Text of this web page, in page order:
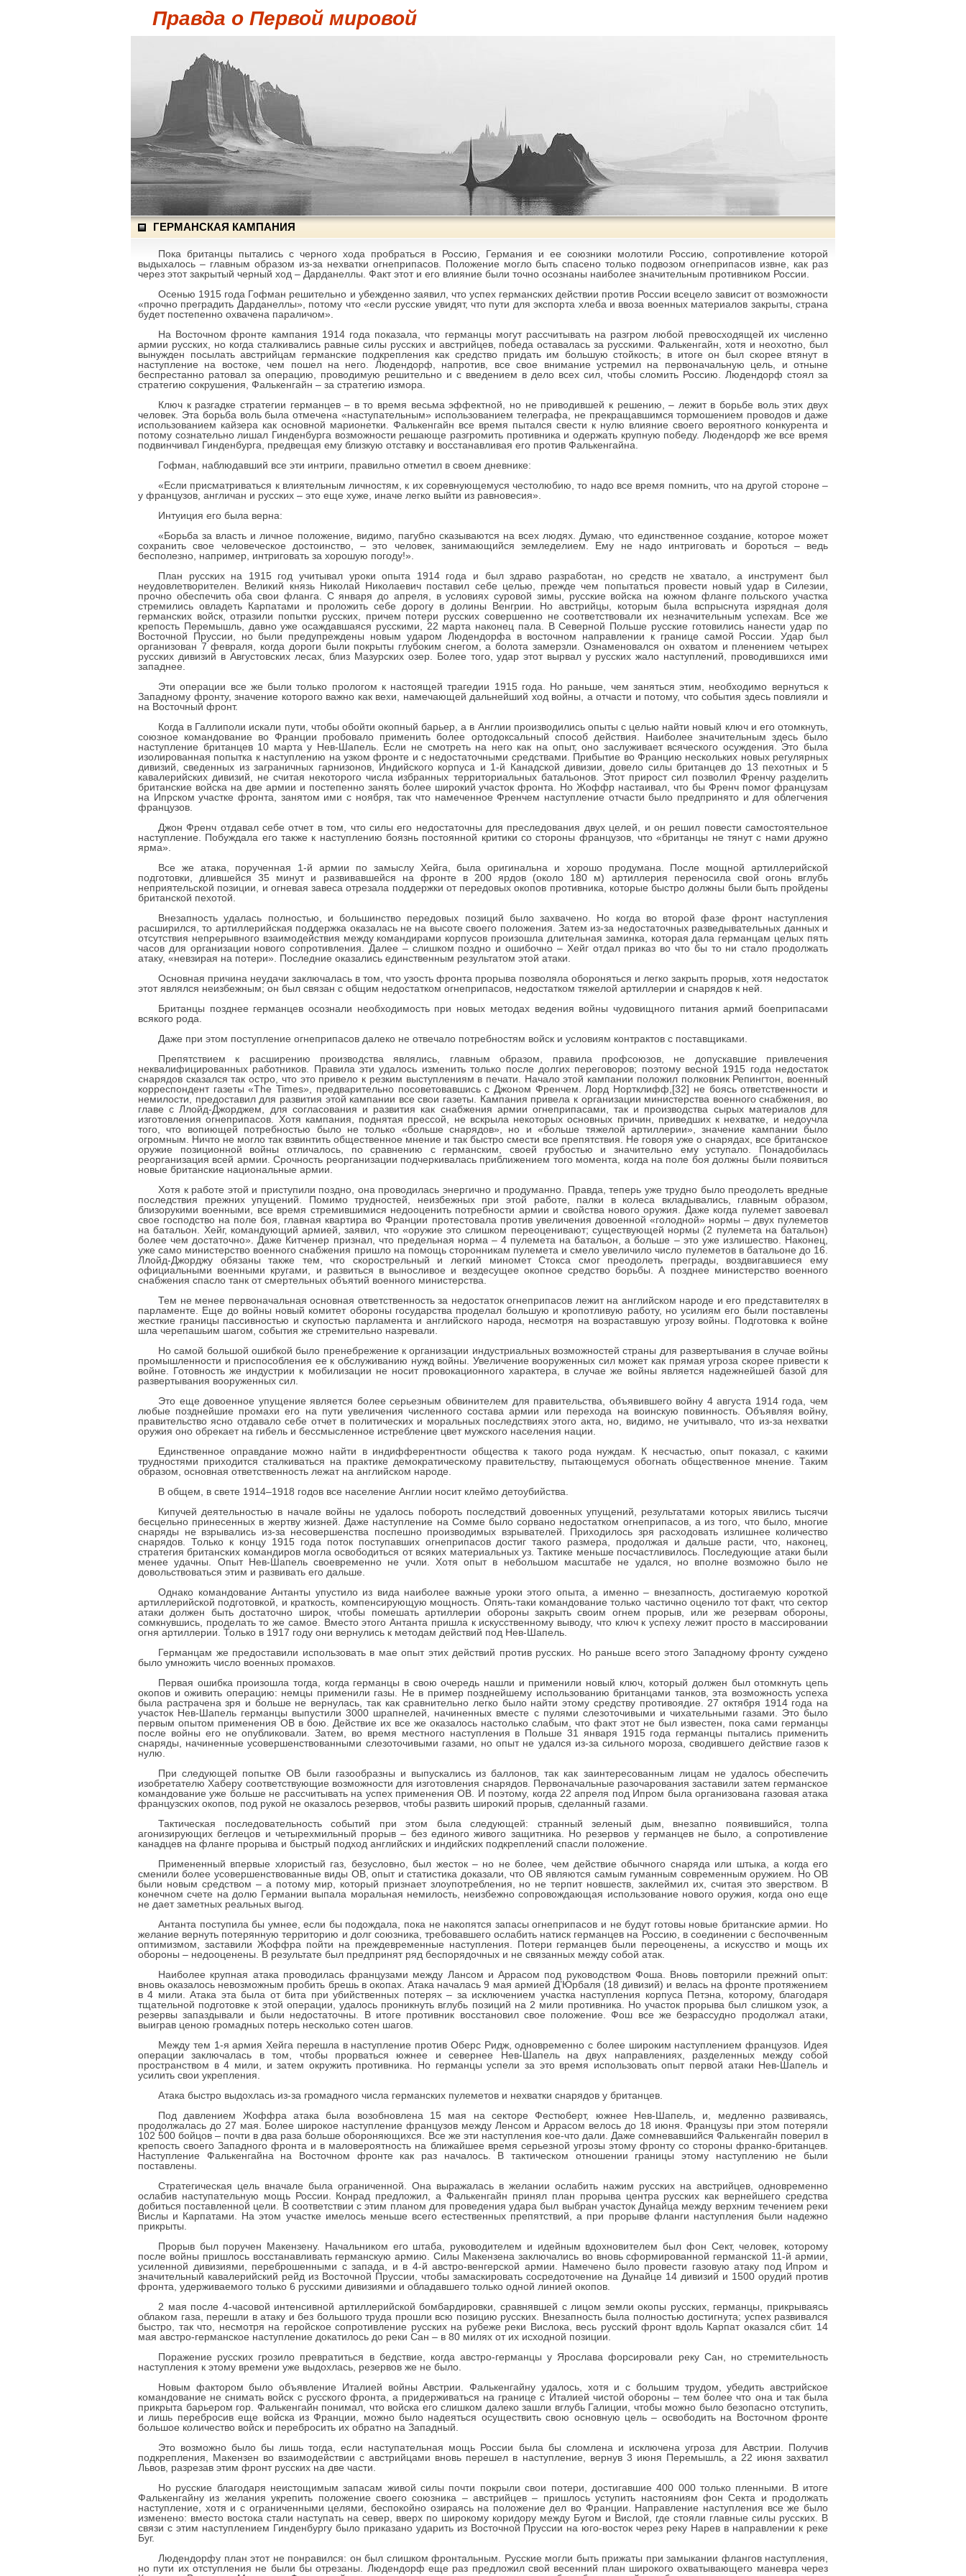
Правда о Первой мировой
ГЕРМАНСКАЯ КАМПАНИЯ
Пока британцы пытались с черного хода пробраться в Россию, Германия и ее союзники молотили Россию, сопротивление которой
выдыхалось – главным образом из-за нехватки огнеприпасов. Положение могло быть спасено только подвозом огнеприпасов извне, как раз
через этот закрытый черный ход – Дарданеллы. Факт этот и его влияние были точно осознаны наиболее значительным противником России.
Осенью 1915 года Гофман решительно и убежденно заявил, что успех германских действии против России всецело зависит от возможности
«прочно преградить Дарданеллы», потому что «если русские увидят, что пути для экспорта хлеба и ввоза военных материалов закрыты, страна
будет постепенно охвачена параличом».
На Восточном фронте кампания 1914 года показала, что германцы могут рассчитывать на разгром любой превосходящей их численно
армии русских, но когда сталкивались равные силы русских и австрийцев, победа оставалась за русскими. Фалькенгайн, хотя и неохотно, был
вынужден посылать австрийцам германские подкрепления как средство придать им большую стойкость; в итоге он был скорее втянут в
наступление на востоке, чем пошел на него. Людендорф, напротив, все свое внимание устремил на первоначальную цель, и отныне
беспрестанно ратовал за операцию, проводимую решительно и с введением в дело всех сил, чтобы сломить Россию. Людендорф стоял за
стратегию сокрушения, Фалькенгайн – за стратегию измора.
Ключ к разгадке стратегии германцев – в то время весьма эффектной, но не приводившей к решению, – лежит в борьбе воль этих двух
человек. Эта борьба воль была отмечена «наступательным» использованием телеграфа, не прекращавшимся тормошением проводов и даже
использованием кайзера как основной марионетки. Фалькенгайн все время пытался свести к нулю влияние своего вероятного конкурента и
потому сознательно лишал Гинденбурга возможности решающе разгромить противника и одержать крупную победу. Людендорф же все время
подвинчивал Гинденбурга, предвещая ему близкую отставку и восстанавливая его против Фалькенгайна.
Гофман, наблюдавший все эти интриги, правильно отметил в своем дневнике:
«Если присматриваться к влиятельным личностям, к их соревнующемуся честолюбию, то надо все время помнить, что на другой стороне –
у французов, англичан и русских – это еще хуже, иначе легко выйти из равновесия».
Интуиция его была верна:
«Борьба за власть и личное положение, видимо, пагубно сказываются на всех людях. Думаю, что единственное создание, которое может
сохранить свое человеческое достоинство, – это человек, занимающийся земледелием. Ему не надо интриговать и бороться – ведь
бесполезно, например, интриговать за хорошую погоду!».
План русских на 1915 год учитывал уроки опыта 1914 года и был здраво разработан, но средств не хватало, а инструмент был
неудовлетворителен. Великий князь Николай Николаевич поставил себе целью, прежде чем попытаться провести новый удар в Силезии,
прочно обеспечить оба свои фланга. С января до апреля, в условиях суровой зимы, русские войска на южном фланге польского участка
стремились овладеть Карпатами и проложить себе дорогу в долины Венгрии. Но австрийцы, которым была вспрыснута изрядная доля
германских войск, отразили попытки русских, причем потери русских совершенно не соответствовали их незначительным успехам. Все же
крепость Перемышль, давно уже осаждавшаяся русскими, 22 марта наконец пала. В Северной Польше русские готовились нанести удар по
Восточной Пруссии, но были предупреждены новым ударом Людендорфа в восточном направлении к границе самой России. Удар был
организован 7 февраля, когда дороги были покрыты глубоким снегом, а болота замерзли. Ознаменовался он охватом и пленением четырех
русских дивизий в Августовских лесах, близ Мазурских озер. Более того, удар этот вырвал у русских жало наступлений, проводившихся ими
западнее.
Эти операции все же были только прологом к настоящей трагедии 1915 года. Но раньше, чем заняться этим, необходимо вернуться к
Западному фронту, значение которого важно как вехи, намечающей дальнейший ход войны, а отчасти и потому, что события здесь повлияли и
на Восточный фронт.
Когда в Галлиполи искали пути, чтобы обойти окопный барьер, а в Англии производились опыты с целью найти новый ключ и его отомкнуть,
союзное командование во Франции пробовало применить более ортодоксальный способ действия. Наиболее значительным здесь было
наступление британцев 10 марта у Нев-Шапель. Если не смотреть на него как на опыт, оно заслуживает всяческого осуждения. Это была
изолированная попытка к наступлению на узком фронте и с недостаточными средствами. Прибытие во Францию нескольких новых регулярных
дивизий, сведенных из заграничных гарнизонов, Индийского корпуса и 1-й Канадской дивизии, довело силы британцев до 13 пехотных и 5
кавалерийских дивизий, не считая некоторого числа избранных территориальных батальонов. Этот прирост сил позволил Френчу разделить
британские войска на две армии и постепенно занять более широкий участок фронта. Но Жоффр настаивал, что бы Френч помог французам
на Ипрском участке фронта, занятом ими с ноября, так что намеченное Френчем наступление отчасти было предпринято и для облегчения
французов.
Джон Френч отдавал себе отчет в том, что силы его недостаточны для преследования двух целей, и он решил повести самостоятельное
наступление. Побуждала его также к наступлению боязнь постоянной критики со стороны французов, что «британцы не тянут с нами дружно
ярма».
Все же атака, порученная 1-й армии по замыслу Хейга, была оригинальна и хорошо продумана. После мощной артиллерийской
подготовки, длившейся 35 минут и развивавшейся на фронте в 200 ярдов (около 180 м) артиллерия переносила свой огонь вглубь
неприятельской позиции, и огневая завеса отрезала поддержки от передовых окопов противника, которые быстро должны были быть пройдены
британской пехотой.
Внезапность удалась полностью, и большинство передовых позиций было захвачено. Но когда во второй фазе фронт наступления
расширился, то артиллерийская поддержка оказалась не на высоте своего положения. Затем из-за недостаточных разведывательных данных и
отсутствия непрерывного взаимодействия между командирами корпусов произошла длительная заминка, которая дала германцам целых пять
часов для организации нового сопротивления. Далее – слишком поздно и ошибочно – Хейг отдал приказ во что бы то ни стало продолжать
атаку, «невзирая на потери». Последние оказались единственным результатом этой атаки.
Основная причина неудачи заключалась в том, что узость фронта прорыва позволяла обороняться и легко закрыть прорыв, хотя недостаток
этот являлся неизбежным; он был связан с общим недостатком огнеприпасов, недостатком тяжелой артиллерии и снарядов к ней.
Британцы позднее германцев осознали необходимость при новых методах ведения войны чудовищного питания армий боеприпасами
всякого рода.
Даже при этом поступление огнеприпасов далеко не отвечало потребностям войск и условиям контрактов с поставщиками.
Препятствием к расширению производства являлись, главным образом, правила профсоюзов, не допускавшие привлечения
неквалифицированных работников. Правила эти удалось изменить только после долгих переговоров; поэтому весной 1915 года недостаток
снарядов сказался так остро, что это привело к резким выступлениям в печати. Начало этой кампании положил полковник Репингтон, военный
корреспондент газеты «The Times», предварительно посоветовавшись с Джоном Френчем. Лорд Нортклифф,[32] не боясь ответственности и
немилости, предоставил для развития этой кампании все свои газеты. Кампания привела к организации министерства военного снабжения, во
главе с Ллойд-Джорджем, для согласования и развития как снабжения армии огнеприпасами, так и производства сырых материалов для
изготовления огнеприпасов. Хотя кампания, поднятая прессой, не вскрыла некоторых основных причин, приведших к нехватке, и недоучла
того, что вопиющей потребностью было не только «больше снарядов», но и «больше тяжелой артиллерии», значение кампании было
огромным. Ничто не могло так взвинтить общественное мнение и так быстро смести все препятствия. Не говоря уже о снарядах, все британское
оружие позиционной войны отличалось, по сравнению с германским, своей грубостью и значительно ему уступало. Понадобилась
реорганизация всей армии. Срочность реорганизации подчеркивалась приближением того момента, когда на поле боя должны были появиться
новые британские национальные армии.
Хотя к работе этой и приступили поздно, она проводилась энергично и продуманно. Правда, теперь уже трудно было преодолеть вредные
последствия прежних упущений. Помимо трудностей, неизбежных при этой работе, палки в колеса вкладывались, главным образом,
близорукими военными, все время стремившимися недооценить потребности армии и свойства нового оружия. Даже когда пулемет завоевал
свое господство на поле боя, главная квартира во Франции протестовала против увеличения довоенной «голодной» нормы – двух пулеметов
на батальон. Хейг, командующий армией, заявил, что «оружие это слишком переоценивают; существующей нормы (2 пулемета на батальон)
более чем достаточно». Даже Китченер признал, что предельная норма – 4 пулемета на батальон, а больше – это уже излишество. Наконец,
уже само министерство военного снабжения пришло на помощь сторонникам пулемета и смело увеличило число пулеметов в батальоне до 16.
Ллойд-Джорджу обязаны также тем, что скорострельный и легкий миномет Стокса смог преодолеть преграды, воздвигавшиеся ему
официальными военными кругами, и развиться в выносливое и вездесущее окопное средство борьбы. А позднее министерство военного
снабжения спасло танк от смертельных объятий военного министерства.
Тем не менее первоначальная основная ответственность за недостаток огнеприпасов лежит на английском народе и его представителях в
парламенте. Еще до войны новый комитет обороны государства проделал большую и кропотливую работу, но усилиям его были поставлены
жесткие границы пассивностью и скупостью парламента и английского народа, несмотря на возраставшую угрозу войны. Подготовка к войне
шла черепашьим шагом, события же стремительно назревали.
Но самой большой ошибкой было пренебрежение к организации индустриальных возможностей страны для развертывания в случае войны
промышленности и приспособления ее к обслуживанию нужд войны. Увеличение вооруженных сил может как прямая угроза скорее привести к
войне. Готовность же индустрии к мобилизации не носит провокационного характера, в случае же войны является надежнейшей базой для
развертывания вооруженных сил.
Это еще довоенное упущение является более серьезным обвинителем для правительства, объявившего войну 4 августа 1914 года, чем
любые позднейшие промахи его на пути увеличения численного состава армии или перехода на воинскую повинность. Объявляя войну,
правительство ясно отдавало себе отчет в политических и моральных последствиях этого акта, но, видимо, не учитывало, что из-за нехватки
оружия оно обрекает на гибель и бессмысленное истребление цвет мужского населения нации.
Единственное оправдание можно найти в индифферентности общества к такого рода нуждам. К несчастью, опыт показал, с какими
трудностями приходится сталкиваться на практике демократическому правительству, пытающемуся обогнать общественное мнение. Таким
образом, основная ответственность лежат на английском народе.
В общем, в свете 1914–1918 годов все население Англии носит клеймо детоубийства.
Кипучей деятельностью в начале войны не удалось побороть последствий довоенных упущений, результатами которых явились тысячи
бесцельно принесенных в жертву жизней. Даже наступление на Сомме было сорвано недостатком огнеприпасов, а из того, что было, многие
снаряды не взрывались из-за несовершенства поспешно производимых взрывателей. Приходилось зря расходовать излишнее количество
снарядов. Только к концу 1915 года поток поступавших огнеприпасов достиг такого размера, продолжая и дальше расти, что, наконец,
стратегия британских командиров могла освободиться от всяких материальных уз. Тактике меньше посчастливилось. Последующие атаки были
менее удачны. Опыт Нев-Шапель своевременно не учли. Хотя опыт в небольшом масштабе не удался, но вполне возможно было не
довольствоваться этим и развивать его дальше.
Однако командование Антанты упустило из вида наиболее важные уроки этого опыта, а именно – внезапность, достигаемую короткой
артиллерийской подготовкой, и краткость, компенсирующую мощность. Опять-таки командование только частично оценило тот факт, что сектор
атаки должен быть достаточно широк, чтобы помешать артиллерии обороны закрыть своим огнем прорыв, или же резервам обороны,
сомкнувшись, проделать то же самое. Вместо этого Антанта пришла к искусственному выводу, что ключ к успеху лежит просто в массировании
огня артиллерии. Только в 1917 году они вернулись к методам действий под Нев-Шапель.
Германцам же предоставили использовать в мае опыт этих действий против русских. Но раньше всего этого Западному фронту суждено
было умножить число военных промахов.
Первая ошибка произошла тогда, когда германцы в свою очередь нашли и применили новый ключ, который должен был отомкнуть цепь
окопов и оживить операцию: немцы применили газы. Не в пример позднейшему использованию британцами танков, эта возможность успеха
была растрачена зря и больше не вернулась, так как сравнительно легко было найти этому средству противоядие. 27 октября 1914 года на
участок Нев-Шапель германцы выпустили 3000 шрапнелей, начиненных вместе с пулями слезоточивыми и чихательными газами. Это было
первым опытом применения ОВ в бою. Действие их все же оказалось настолько слабым, что факт этот не был известен, пока сами германцы
после войны его не опубликовали. Затем, во время местного наступления в Польше 31 января 1915 года германцы пытались применить
снаряды, начиненные усовершенствованными слезоточивыми газами, но опыт не удался из-за сильного мороза, сводившего действие газов к
нулю.
При следующей попытке ОВ были газообразны и выпускались из баллонов, так как заинтересованным лицам не удалось обеспечить
изобретателю Хаберу соответствующие возможности для изготовления снарядов. Первоначальные разочарования заставили затем германское
командование уже больше не рассчитывать на успех применения ОВ. И поэтому, когда 22 апреля под Ипром была организована газовая атака
французских окопов, под рукой не оказалось резервов, чтобы развить широкий прорыв, сделанный газами.
Тактическая последовательность событий при этом была следующей: странный зеленый дым, внезапно появившийся, толпа
агонизирующих беглецов и четырехмильный прорыв – без единого живого защитника. Но резервов у германцев не было, а сопротивление
канадцев на фланге прорыва и быстрый подход английских и индийских подкреплений спасли положение.
Примененный впервые хлористый газ, безусловно, был жесток – но не более, чем действие обычного снаряда или штыка, а когда его
сменили более усовершенствованные виды ОВ, опыт и статистика доказали, что ОВ являются самым гуманным современным оружием. Но ОВ
были новым средством – а потому мир, который признает злоупотребления, но не терпит новшеств, заклеймил их, считая это зверством. В
конечном счете на долю Германии выпала моральная немилость, неизбежно сопровождающая использование нового оружия, когда оно еще
не дает заметных реальных выгод.
Антанта поступила бы умнее, если бы подождала, пока не накопятся запасы огнеприпасов и не будут готовы новые британские армии. Но
желание вернуть потерянную территорию и долг союзника, требовавшего ослабить натиск германцев на Россию, в соединении с беспочвенным
оптимизмом, заставили Жоффра пойти на преждевременные наступления. Потери германцев были переоценены, а искусство и мощь их
обороны – недооценены. В результате был предпринят ряд беспорядочных и не связанных между собой атак.
Наиболее крупная атака проводилась французами между Лансом и Аррасом под руководством Фоша. Вновь повторили прежний опыт:
вновь оказалось невозможным пробить брешь в окопах. Атака началась 9 мая армией Д’Юрбаля (18 дивизий) и велась на фронте протяжением
в 4 мили. Атака эта была от бита при убийственных потерях – за исключением участка наступления корпуса Петэна, которому, благодаря
тщательной подготовке к этой операции, удалось проникнуть вглубь позиций на 2 мили противника. Но участок прорыва был слишком узок, а
резервы запаздывали и были недостаточны. В итоге противник восстановил свое положение. Фош все же безрассудно продолжал атаки,
выиграв ценою громадных потерь несколько сотен шагов.
Между тем 1-я армия Хейга перешла в наступление против Оберс Ридж, одновременно с более широким наступлением французов. Идея
операции заключалась в том, чтобы прорваться южнее и севернее Нев-Шапель на двух направлениях, разделенных между собой
пространством в 4 мили, и затем окружить противника. Но германцы успели за это время использовать опыт первой атаки Нев-Шапель и
усилить свои укрепления.
Атака быстро выдохлась из-за громадного числа германских пулеметов и нехватки снарядов у британцев.
Под давлением Жоффра атака была возобновлена 15 мая на секторе Фестюберт, южнее Нев-Шапель, и, медленно развиваясь,
продолжалась до 27 мая. Более широкое наступление французов между Ленсом и Аррасом велось до 18 июня. Французы при этом потеряли
102 500 бойцов – почти в два раза больше обороняющихся. Все же эти наступления кое-что дали. Даже сомневавшийся Фалькенгайн поверил в
крепость своего Западного фронта и в маловероятность на ближайшее время серьезной угрозы этому фронту со стороны франко-британцев.
Наступление Фалькенгайна на Восточном фронте как раз началось. В тактическом отношении границы этому наступлению не были
поставлены.
Стратегическая цель вначале была ограниченной. Она выражалась в желании ослабить нажим русских на австрийцев, одновременно
ослабив наступательную мощь России. Конрад предложил, а Фалькенгайн принял план прорыва центра русских как вернейшего средства
добиться поставленной цели. В соответствии с этим планом для проведения удара был выбран участок Дунайца между верхним течением реки
Вислы и Карпатами. На этом участке имелось меньше всего естественных препятствий, а при прорыве фланги наступления были надежно
прикрыты.
Прорыв был поручен Макензену. Начальником его штаба, руководителем и идейным вдохновителем был фон Сект, человек, которому
после войны пришлось восстанавливать германскую армию. Силы Макензена заключались во вновь сформированной германской 11-й армии,
усиленной дивизиями, переброшенными с запада, и в 4-й австро-венгерской армии. Намечено было провести газовую атаку под Ипром и
значительный кавалерийский рейд из Восточной Пруссии, чтобы замаскировать сосредоточение на Дунайце 14 дивизий и 1500 орудий против
фронта, удерживаемого только 6 русскими дивизиями и обладавшего только одной линией окопов.
2 мая после 4-часовой интенсивной артиллерийской бомбардировки, сравнявшей с лицом земли окопы русских, германцы, прикрываясь
облаком газа, перешли в атаку и без большого труда прошли всю позицию русских. Внезапность была полностью достигнута; успех развивался
быстро, так что, несмотря на геройское сопротивление русских на рубеже реки Вислока, весь русский фронт вдоль Карпат оказался сбит. 14
мая австро-германское наступление докатилось до реки Сан – в 80 милях от их исходной позиции.
Поражение русских грозило превратиться в бедствие, когда австро-германцы у Ярослава форсировали реку Сан, но стремительность
наступления к этому времени уже выдохлась, резервов же не было.
Новым фактором было объявление Италией войны Австрии. Фалькенгайну удалось, хотя и с большим трудом, убедить австрийское
командование не снимать войск с русского фронта, а придерживаться на границе с Италией чистой обороны – тем более что она и так была
прикрыта барьером гор. Фалькенгайн понимал, что войска его слишком далеко зашли вглубь Галиции, чтобы можно было безопасно отступить,
и лишь перебросив еще войска из Франции, можно было надеяться осуществить свою основную цель – освободить на Восточном фронте
большое количество войск и перебросить их обратно на Западный.
Это возможно было бы лишь тогда, если наступательная мощь России была бы сломлена и исключена угроза для Австрии. Получив
подкрепления, Макензен во взаимодействии с австрийцами вновь перешел в наступление, вернув 3 июня Перемышль, а 22 июня захватил
Львов, разрезав этим фронт русских на две части.
Но русские благодаря неистощимым запасам живой силы почти покрыли свои потери, достигавшие 400 000 только пленными. В итоге
Фалькенгайну из желания укрепить положение своего союзника – австрийцев – пришлось уступить настояниям фон Секта и продолжать
наступление, хотя и с ограниченными целями, беспокойно озираясь на положение дел во Франции. Направление наступления все же было
изменено: вместо востока стали наступать на север, вверх по широкому коридору между Бугом и Вислой, где стояли главные силы русских. В
связи с этим наступлением Гинденбургу было приказано ударить из Восточной Пруссии на юго-восток через реку Нарев в направлении к реке
Буг.
Людендорфу план этот не понравился: он был слишком фронтальным. Русские могли быть прижаты при замыкании флангов наступления,
но пути их отступления не были бы отрезаны. Людендорф еще раз предложил свой весенний план широкого охватывающего маневра через